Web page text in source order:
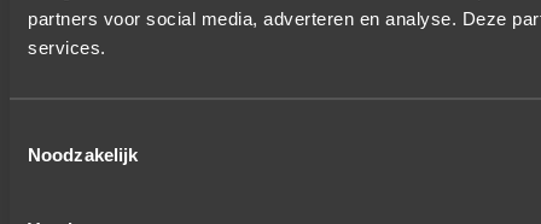
partners voor social media, adverteren en analyse. Deze
services.
Noodzakelijk